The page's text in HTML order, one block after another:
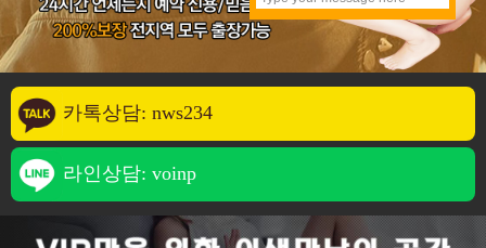
카톡상담: nws234
라인상담: voinp